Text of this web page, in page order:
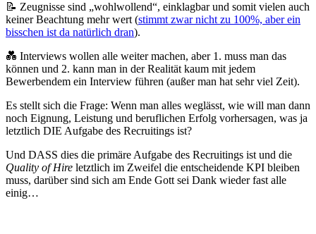
📝 Zeugnisse sind „wohlwollend“, einklagbar und somit vielen auch
keiner Beachtung mehr wert (stimmt zwar nicht zu 100%, aber ein
bisschen ist da natürlich dran).
💑 Interviews wollen alle weiter machen, aber 1. muss man das
können und 2. kann man in der Realität kaum mit jedem
Bewerbendem ein Interview führen (außer man hat sehr viel Zeit).
Es stellt sich die Frage: Wenn man alles weglässt, wie will man dann
noch Eignung, Leistung und beruflichen Erfolg vorhersagen, was ja
letztlich DIE Aufgabe des Recruitings ist?
Und DASS dies die primäre Aufgabe des Recruitings ist und die
Quality of Hire letztlich im Zweifel die entscheidende KPI bleiben
muss, darüber sind sich am Ende Gott sei Dank wieder fast alle
einig…